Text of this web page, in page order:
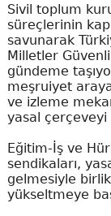
Sivil toplum
süreçlerinin
savunarak
Milletler
gündeme
meşruiyet
ve izleme
yasal çerçeveyi
Eğitim-İş ve
sendikaları,
gelmesiyle
yükseltmeye